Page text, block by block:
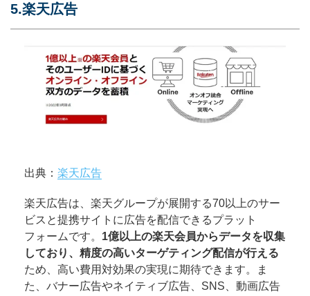
5.楽天広告
出典： 楽天広告
楽天広告は、楽天グループが展開する70以上のサー
ビスと提携サイトに広告を配信できるプラット
フォームです。 1億以上の楽天会員からデータを収集
しており、精度の高いターゲティング配信が行える
ため、高い費用対効果の実現に期待できます。ま
た、バナー広告やネイティブ広告、SNS、動画広告